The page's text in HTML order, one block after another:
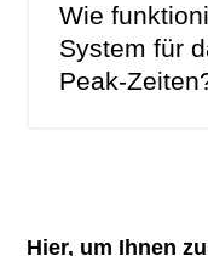
Wie
System für
Peak-
Hier, um Ihnen